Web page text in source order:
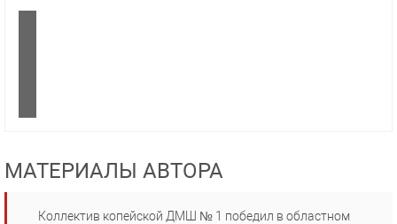
МАТЕРИАЛЫ АВТОРА
Коллектив копейской ДМШ № 1 победил в областном